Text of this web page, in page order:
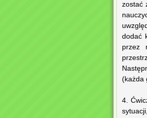
zostać
dodać
przez
(każda
4.